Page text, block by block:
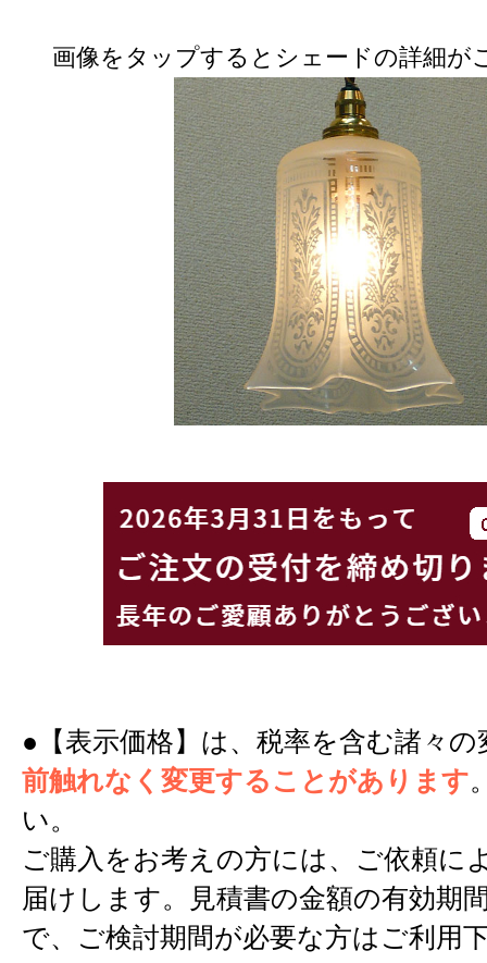
画像をタップするとシェードの詳細が
●【表示価格】は、税率を含む諸々
前触れなく変更することがあります
い。
ご購入をお考えの方には、ご依頼に
届けします。見積書の金額の有効期
で、ご検討期間が必要な方はご利用